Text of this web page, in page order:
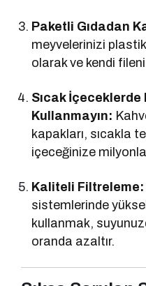
Paketli Gıdadan
meyvelerinizi
olarak ve kendi
Sıcak
Kullanmayın:
kapakları, sıcakla
içeceğinize
Kaliteli Filtreleme:
sistemlerinde
kullanmak,
oranda azaltır.